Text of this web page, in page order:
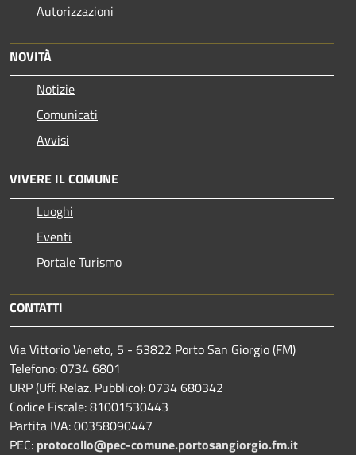
Autorizzazioni
NOVITÀ
Notizie
Comunicati
Avvisi
VIVERE IL COMUNE
Luoghi
Eventi
Portale Turismo
CONTATTI
Via Vittorio Veneto, 5 - 63822 Porto San Giorgio (FM)
Telefono: 0734 6801
URP (Uff. Relaz. Pubblico): 0734 680342
Codice Fiscale: 81001530443
Partita IVA: 00358090447
PEC: protocollo@pec-comune.portosangiorgio.fm.it